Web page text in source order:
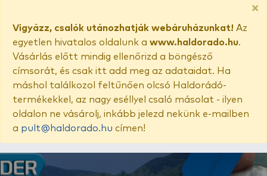
×
Vigyázz, csalók utánozhatják webáruházunkat! Az
egyetlen hivatalos oldalunk a www.haldorado.hu.
Vásárlás előtt mindig ellenőrizd a böngésző
címsorát, és csak itt add meg az adataidat. Ha
máshol találkozol feltűnően olcsó Haldorádó-
termékekkel, az nagy eséllyel csaló másolat - ilyen
oldalon ne vásárolj, inkább jelezd nekünk e-mailben
a pult@haldorado.hu címen!